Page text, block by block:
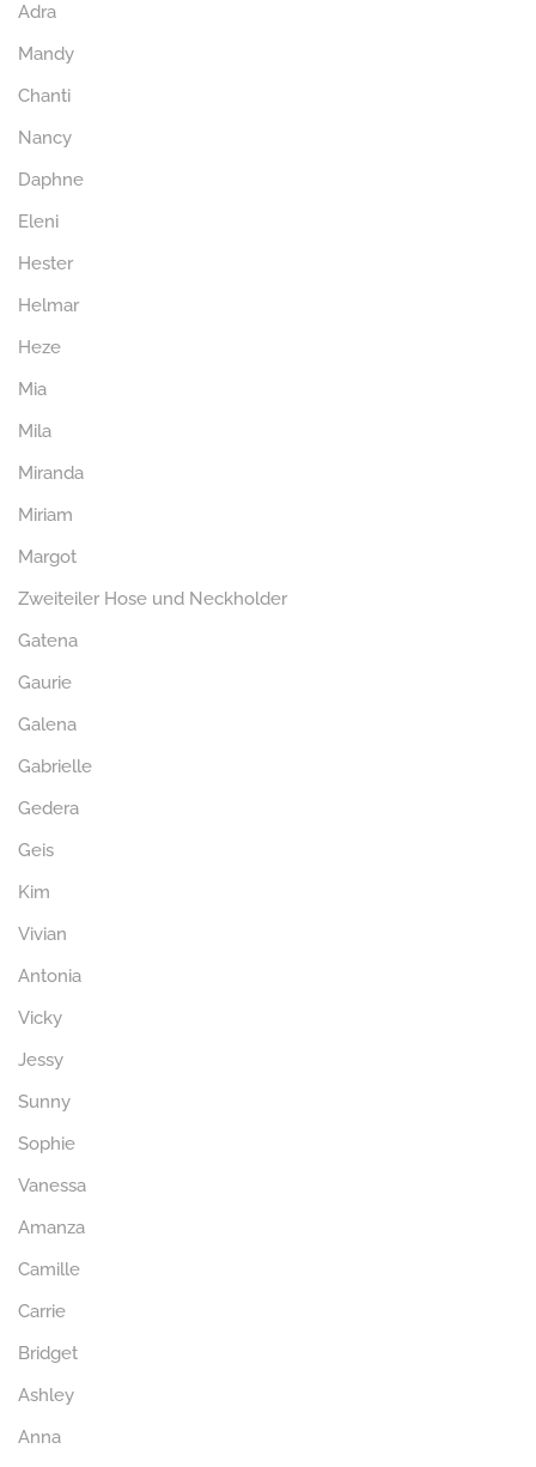
Adra
Mandy
Chanti
Nancy
Daphne
Eleni
Hester
Helmar
Heze
Mia
Mila
Miranda
Miriam
Margot
Zweiteiler Hose und Neckholder
Gatena
Gaurie
Galena
Gabrielle
Gedera
Geis
Kim
Vivian
Antonia
Vicky
Jessy
Sunny
Sophie
Vanessa
Amanza
Camille
Carrie
Bridget
Ashley
Anna